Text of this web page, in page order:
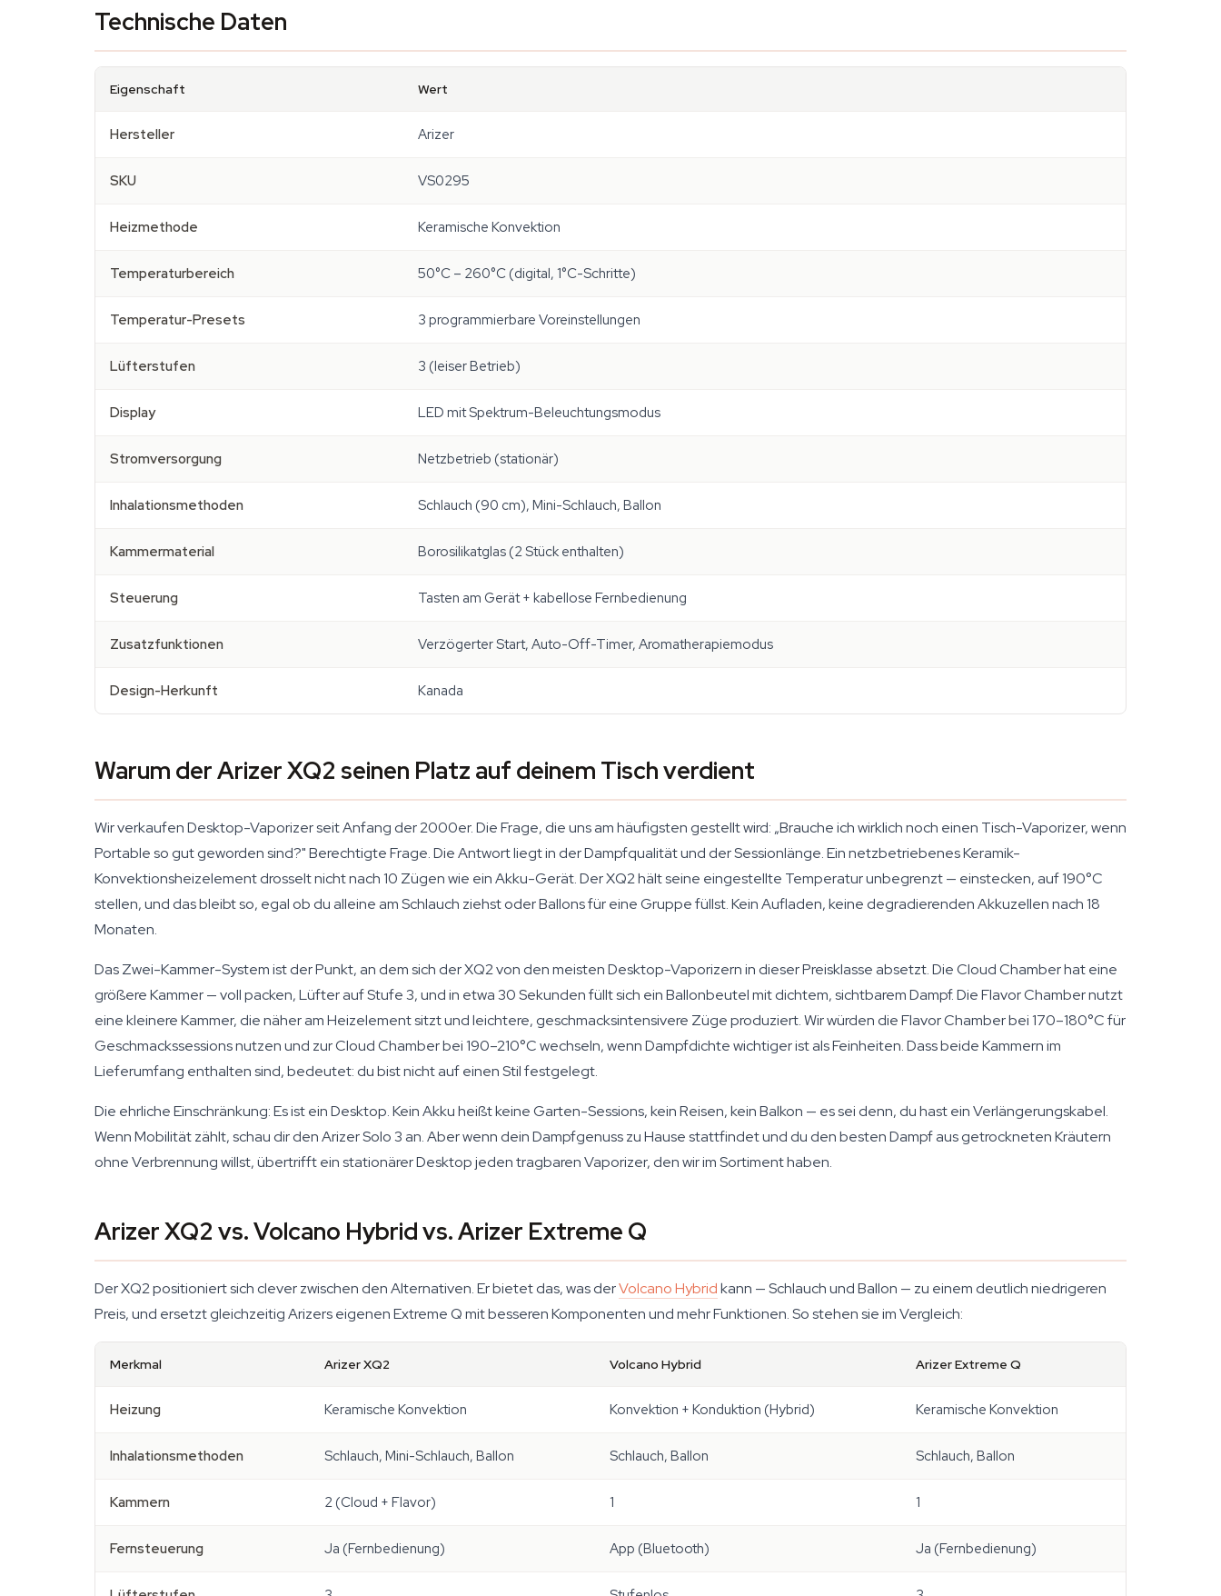
Technische Daten
Eigenschaft Wert
Hersteller Arizer
SKU VS0295
Heizmethode Keramische Konvektion
Temperaturbereich 50°C – 260°C (digital, 1°C-Schritte)
Temperatur-Presets 3 programmierbare Voreinstellungen
Lüfterstufen 3 (leiser Betrieb)
Display LED mit Spektrum-Beleuchtungsmodus
Stromversorgung Netzbetrieb (stationär)
Inhalationsmethoden Schlauch (90 cm), Mini-Schlauch, Ballon
Kammermaterial Borosilikatglas (2 Stück enthalten)
Steuerung Tasten am Gerät + kabellose Fernbedienung
Zusatzfunktionen Verzögerter Start, Auto-Off-Timer, Aromatherapiemodus
Design-Herkunft Kanada
Warum der Arizer XQ2 seinen Platz auf deinem Tisch verdient
Wir verkaufen Desktop-Vaporizer seit Anfang der 2000er. Die Frage, die uns am häufigsten gestellt wird: „Brauche ich wirklich noch einen Tisch-Vaporizer, wenn
Portable so gut geworden sind?" Berechtigte Frage. Die Antwort liegt in der Dampfqualität und der Sessionlänge. Ein netzbetriebenes Keramik-
Konvektionsheizelement drosselt nicht nach 10 Zügen wie ein Akku-Gerät. Der XQ2 hält seine eingestellte Temperatur unbegrenzt — einstecken, auf 190°C
stellen, und das bleibt so, egal ob du alleine am Schlauch ziehst oder Ballons für eine Gruppe füllst. Kein Aufladen, keine degradierenden Akkuzellen nach 18
Monaten.
Das Zwei-Kammer-System ist der Punkt, an dem sich der XQ2 von den meisten Desktop-Vaporizern in dieser Preisklasse absetzt. Die Cloud Chamber hat eine
größere Kammer — voll packen, Lüfter auf Stufe 3, und in etwa 30 Sekunden füllt sich ein Ballonbeutel mit dichtem, sichtbarem Dampf. Die Flavor Chamber nutzt
eine kleinere Kammer, die näher am Heizelement sitzt und leichtere, geschmacksintensivere Züge produziert. Wir würden die Flavor Chamber bei 170–180°C für
Geschmackssessions nutzen und zur Cloud Chamber bei 190–210°C wechseln, wenn Dampfdichte wichtiger ist als Feinheiten. Dass beide Kammern im
Lieferumfang enthalten sind, bedeutet: du bist nicht auf einen Stil festgelegt.
Die ehrliche Einschränkung: Es ist ein Desktop. Kein Akku heißt keine Garten-Sessions, kein Reisen, kein Balkon — es sei denn, du hast ein Verlängerungskabel.
Wenn Mobilität zählt, schau dir den Arizer Solo 3 an. Aber wenn dein Dampfgenuss zu Hause stattfindet und du den besten Dampf aus getrockneten Kräutern
ohne Verbrennung willst, übertrifft ein stationärer Desktop jeden tragbaren Vaporizer, den wir im Sortiment haben.
Arizer XQ2 vs. Volcano Hybrid vs. Arizer Extreme Q
Der XQ2 positioniert sich clever zwischen den Alternativen. Er bietet das, was derVolcano Hybridkann — Schlauch und Ballon — zu einem deutlich niedrigeren
Preis, und ersetzt gleichzeitig Arizers eigenen Extreme Q mit besseren Komponenten und mehr Funktionen. So stehen sie im Vergleich:
Merkmal Arizer XQ2 Volcano Hybrid Arizer Extreme Q
Heizung Keramische Konvektion Konvektion + Konduktion (Hybrid) Keramische Konvektion
Inhalationsmethoden Schlauch, Mini-Schlauch, Ballon Schlauch, Ballon Schlauch, Ballon
Kammern 2 (Cloud + Flavor) 1 1
Fernsteuerung Ja (Fernbedienung) App (Bluetooth) Ja (Fernbedienung)